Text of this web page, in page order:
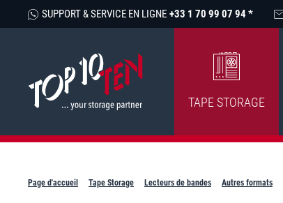
SUPPORT & SERVICE EN LIGNE +33 1 70 99 07 94 *
TAPE STORAGE
Page d'accueil Tape Storage Lecteurs de bandes Autres formats